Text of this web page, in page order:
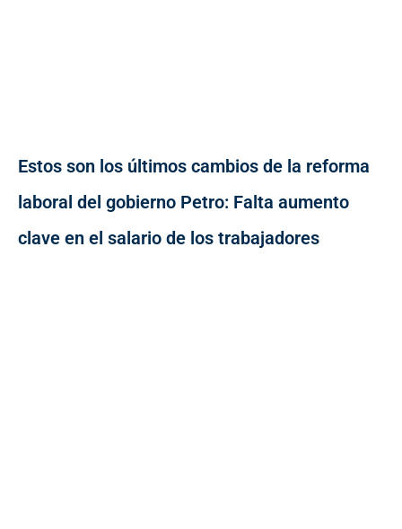
Estos son los últimos cambios de la reforma
laboral del gobierno Petro: Falta aumento
clave en el salario de los trabajadores